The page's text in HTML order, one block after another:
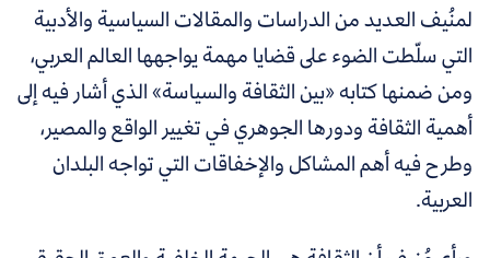
لمنُيف العديد من الدراسات والمقالات السياسية والأدبية
التي سلّطت الضوء على قضايا مهمة يواجهها العالم العربي،
ومن ضمنها كتابه«بين الثقافة والسياسة»الذي أشار فيه إلى
أهمية الثقافة ودورها الجوهري في تغيير الواقع والمصير،
وطرح فيه أهم المشاكل والإخفاقات التي تواجه البلدان
العربية.